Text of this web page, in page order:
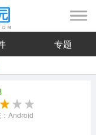
专题
Android